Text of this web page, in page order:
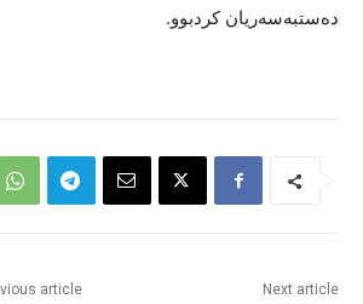
دەستبەسەریان کردبوو.
article Next article